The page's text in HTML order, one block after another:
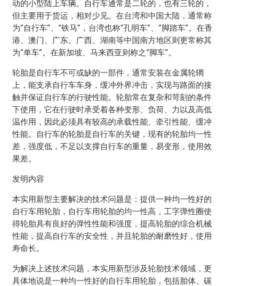
动的小型陆上车辆。自行车通常是二轮的，也有三轮的，
但主要用于货运，相对少见。在台湾和中国大陆，通常称
为“自行车”、“铁马”，台湾也称“孔明车”、“脚踏车”。在香
港、澳门、广东、广西、湖南等中国南方地区则更常称其
为“单车”。在新加坡、马来西亚则称之“脚车”。
轮胎是自行车不可或缺的一部件，通常安装在金属轮辋
上，能支承自行车车身，缓冲外界冲击，实现与路面的接
触并保证自行车的行驶性能。轮胎常在复杂和苛刻的条件
下使用，它在行驶时承受着各种变形、负荷、力以及高低
温作用，因此必须具有较高的承载性能、牵引性能、缓冲
性能。自行车的轮胎是自行车的关键，现有的轮胎均一性
差，强度低，不足以支撑自行车的重量，易变形，使用效
果差。
发明内容
本实用新型主要解决的技术问题是：提供一种均一性好的
自行车用轮胎，自行车用轮胎的均一性高，工字弹性圈使
得轮胎具有良好的弹性性能和强度，提高轮胎的综合机械
性能，提高自行车的安全性，并且轮胎的耐磨性好，使用
寿命长。
为解决上述技术问题，本实用新型涉及轮胎技术领域，更
具体地说是一种均一性好的自行车用轮胎，包括胎体、碳